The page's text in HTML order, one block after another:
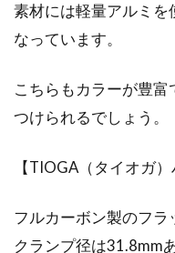
素材には軽量アルミを
なっています。
こちらもカラーが豊
つけられるでしょう。
【TIOGA（タイオガ
フルカーボン製のフラ
クランプ径は31.8mm